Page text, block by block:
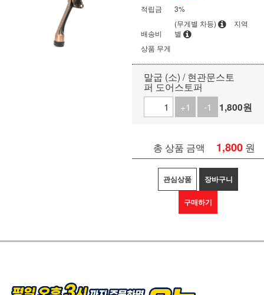
적립금 3%
배송비
(무게별 차등)
지역
별
상품 무게
말굽 (소) / 현관문스토
퍼 도어스토퍼
+1
-1 1,800원
총 상품 금액 1,800 원
관심상품 장바구니
구매하기